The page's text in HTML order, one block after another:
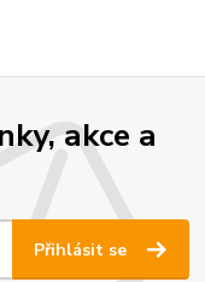
akce a
Přihlásit se